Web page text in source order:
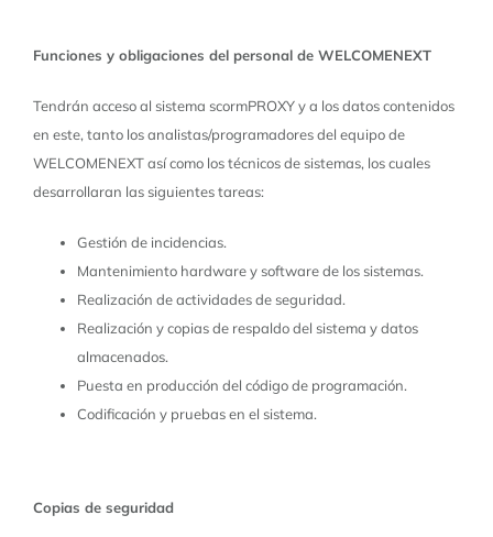
Funciones y obligaciones del personal de WELCOMENEXT
Tendrán acceso al sistema scormPROXY y a los datos contenidos
en este, tanto los analistas/programadores del equipo de
WELCOMENEXT así como los técnicos de sistemas, los cuales
desarrollaran las siguientes tareas:
Gestión de incidencias.
Mantenimiento hardware y software de los sistemas.
Realización de actividades de seguridad.
Realización y copias de respaldo del sistema y datos
almacenados.
Puesta en producción del código de programación.
Codificación y pruebas en el sistema.
Copias de seguridad